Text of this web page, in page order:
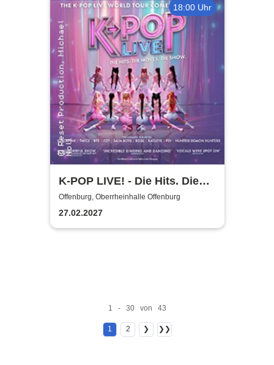
18:00 Uhr
K-POP LIVE! - Die Hits. Die
Moves. Die Show.
Offenburg, Oberrheinhalle Offenburg
27.02.2027
1 - 30 von 43
1 2 ❯ ❯❯